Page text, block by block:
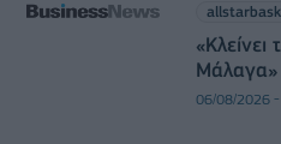
«Κλείνει
Μάλαγα»
06/08/2026 -